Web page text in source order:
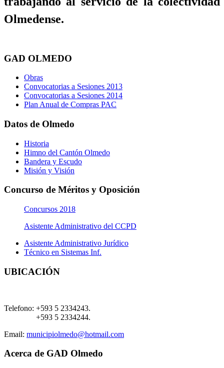
Olmedense.
GAD OLMEDO
Obras
Convocatorias a Sesiones 2013
Convocatorias a Sesiones 2014
Plan Anual de Compras PAC
Datos de Olmedo
Historia
Himno del Cantón Olmedo
Bandera y Escudo
Misión y Visión
Concurso de Méritos y Oposición
Concursos 2018
Asistente Administrativo del CCPD
Asistente Administrativo Jurídico
Técnico en Sistemas Inf.
UBICACIÓN
Telefono: +593 5 2334243.
+593 5 2334244.
Email: municipiolmedo@hotmail.com
Acerca de GAD Olmedo